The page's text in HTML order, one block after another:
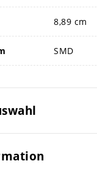
8,89 cm
SMD